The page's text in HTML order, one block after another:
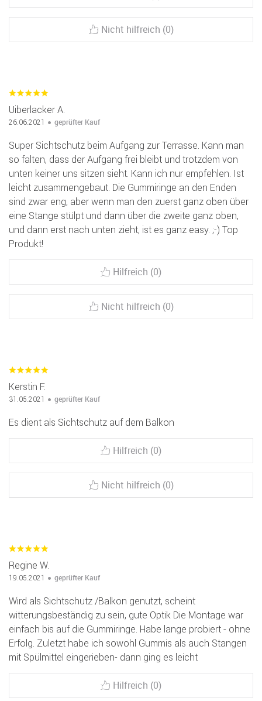
Nicht hilfreich (0)
Uiberlacker A.
26.06.2021 geprüfter Kauf
Super Sichtschutz beim Aufgang zur Terrasse. Kann man
so falten, dass der Aufgang frei bleibt und trotzdem von
unten keiner uns sitzen sieht. Kann ich nur empfehlen. Ist
leicht zusammengebaut. Die Gummiringe an den Enden
sind zwar eng, aber wenn man den zuerst ganz oben über
eine Stange stülpt und dann über die zweite ganz oben,
und dann erst nach unten zieht, ist es ganz easy. ;-) Top
Produkt!
Hilfreich (0)
Nicht hilfreich (0)
Kerstin F.
31.05.2021 geprüfter Kauf
Es dient als Sichtschutz auf dem Balkon
Hilfreich (0)
Nicht hilfreich (0)
Regine W.
19.05.2021 geprüfter Kauf
Wird als Sichtschutz /Balkon genutzt, scheint
witterungsbeständig zu sein, gute Optik Die Montage war
einfach bis auf die Gummiringe. Habe lange probiert - ohne
Erfolg. Zuletzt habe ich sowohl Gummis als auch Stangen
mit Spülmittel eingerieben- dann ging es leicht
Hilfreich (0)